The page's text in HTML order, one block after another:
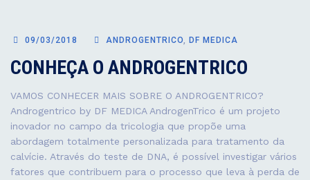
09/03/2018 ANDROGENTRICO, DF MEDICA
CONHEÇA O ANDROGENTRICO
VAMOS CONHECER MAIS SOBRE O ANDROGENTRICO?
Androgentrico by DF MEDICA AndrogenTrico é um projeto
inovador no campo da tricologia que propõe uma
abordagem totalmente personalizada para tratamento da
calvície. Através do teste de DNA, é possível investigar vários
fatores que contribuem para o processo que leva à perda de